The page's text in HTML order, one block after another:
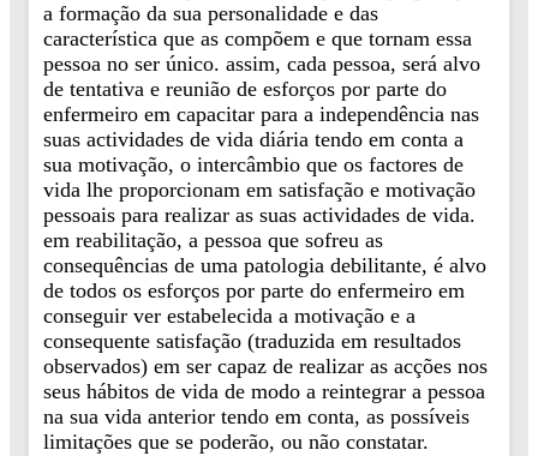
a formação da sua personalidade e das
característica que as compõem e que tornam essa
pessoa no ser único. assim, cada pessoa, será alvo
de tentativa e reunião de esforços por parte do
enfermeiro em capacitar para a independência nas
suas actividades de vida diária tendo em conta a
sua motivação, o intercâmbio que os factores de
vida lhe proporcionam em satisfação e motivação
pessoais para realizar as suas actividades de vida.
em reabilitação, a pessoa que sofreu as
consequências de uma patologia debilitante, é alvo
de todos os esforços por parte do enfermeiro em
conseguir ver estabelecida a motivação e a
consequente satisfação (traduzida em resultados
observados) em ser capaz de realizar as acções nos
seus hábitos de vida de modo a reintegrar a pessoa
na sua vida anterior tendo em conta, as possíveis
limitações que se poderão, ou não constatar.